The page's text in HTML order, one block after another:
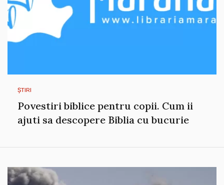
ȘTIRI
Povestiri biblice pentru copii. Cum ii
ajuti sa descopere Biblia cu bucurie